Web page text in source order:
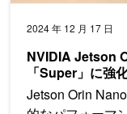
2024 年 12 月 17 日
NVIDIA Jetson
「Super」に強
Jetson Orin